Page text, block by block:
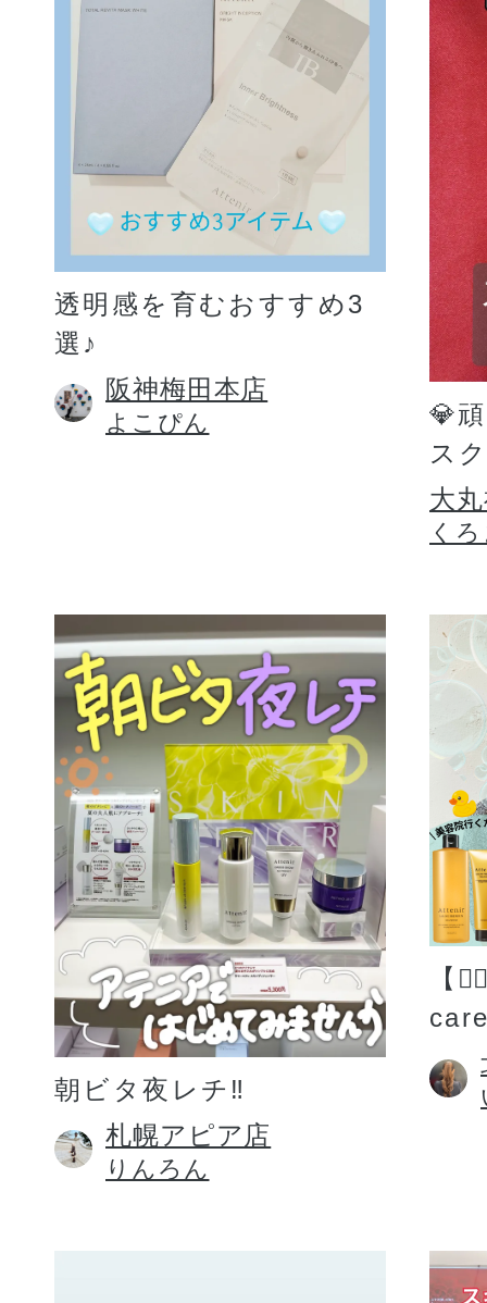
透明感を育むおすすめ3
選♪
阪神梅田本店
よこぴん
💎
ス
大
く
朝ビタ夜レチ‼️
札幌アピア店
りんろん
【